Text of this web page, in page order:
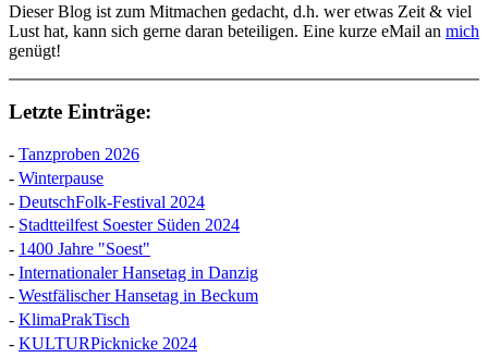
Dieser Blog ist zum Mitmachen gedacht, d.h. wer etwas Zeit & viel
Lust hat, kann sich gerne daran beteiligen. Eine kurze eMail an mich
genügt!
Letzte Einträge:
- Tanzproben 2026
- Winterpause
- DeutschFolk-Festival 2024
- Stadtteilfest Soester Süden 2024
- 1400 Jahre "Soest"
- Internationaler Hansetag in Danzig
- Westfälischer Hansetag in Beckum
- KlimaPrakTisch
- KULTURPicknicke 2024